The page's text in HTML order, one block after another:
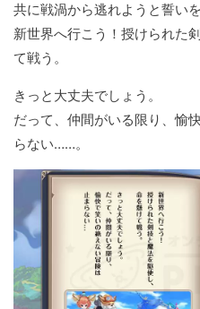
共に戦渦から逃れようと誓い
新世界へ行こう！授けられた
て戦う。
きっと大丈夫でしょう。
だって、仲間がいる限り、愉
らない……。